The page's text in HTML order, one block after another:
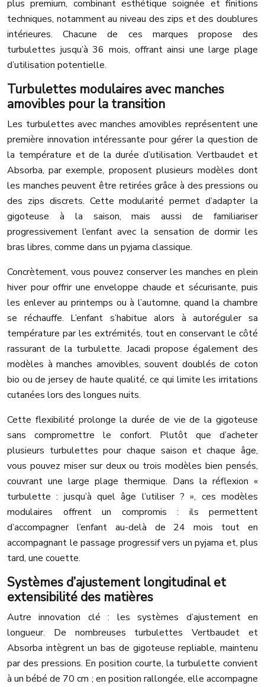
plus premium, combinant esthétique soignée et finitions
techniques, notamment au niveau des zips et des doublures
intérieures. Chacune de ces marques propose des
turbulettes jusqu’à 36 mois, offrant ainsi une large plage
d’utilisation potentielle.
Turbulettes modulaires avec manches
amovibles pour la transition
Les turbulettes avec manches amovibles représentent une
première innovation intéressante pour gérer la question de
la température et de la durée d’utilisation. Vertbaudet et
Absorba, par exemple, proposent plusieurs modèles dont
les manches peuvent être retirées grâce à des pressions ou
des zips discrets. Cette modularité permet d’adapter la
gigoteuse à la saison, mais aussi de familiariser
progressivement l’enfant avec la sensation de dormir les
bras libres, comme dans un pyjama classique.
Concrètement, vous pouvez conserver les manches en plein
hiver pour offrir une enveloppe chaude et sécurisante, puis
les enlever au printemps ou à l’automne, quand la chambre
se réchauffe. L’enfant s’habitue alors à autoréguler sa
température par les extrémités, tout en conservant le côté
rassurant de la turbulette. Jacadi propose également des
modèles à manches amovibles, souvent doublés de coton
bio ou de jersey de haute qualité, ce qui limite les irritations
cutanées lors des longues nuits.
Cette flexibilité prolonge la durée de vie de la gigoteuse
sans compromettre le confort. Plutôt que d’acheter
plusieurs turbulettes pour chaque saison et chaque âge,
vous pouvez miser sur deux ou trois modèles bien pensés,
couvrant une large plage thermique. Dans la réflexion «
turbulette : jusqu’à quel âge l’utiliser ? », ces modèles
modulaires offrent un compromis : ils permettent
d’accompagner l’enfant au-delà de 24 mois tout en
accompagnant le passage progressif vers un pyjama et, plus
tard, une couette.
Systèmes d’ajustement longitudinal et
extensibilité des matières
Autre innovation clé : les systèmes d’ajustement en
longueur. De nombreuses turbulettes Vertbaudet et
Absorba intègrent un bas de gigoteuse repliable, maintenu
par des pressions. En position courte, la turbulette convient
à un bébé de 70 cm ; en position rallongée, elle accompagne